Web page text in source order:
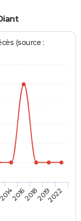
(source :
2016201820192022